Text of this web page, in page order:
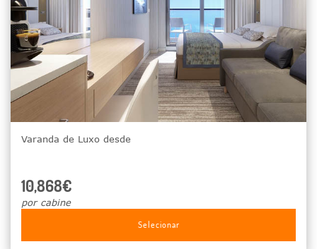
Varanda de Luxo desde
10,868€
por cabine
Selecionar